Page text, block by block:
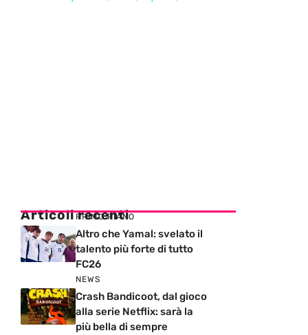
Articoli recenti
PRIMO PIANO
Altro che Yamal: svelato il
talento più forte di tutto
FC26
NEWS
Crash Bandicoot, dal gioco
alla serie Netflix: sarà la
più bella di sempre